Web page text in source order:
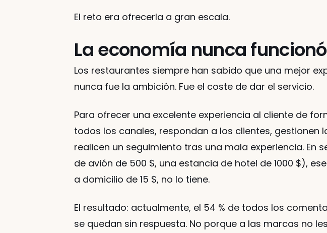
El reto era ofrecerla a gran escala.
La economía nunca funcionó
Los restaurantes siempre han sabido que una mejor
nunca fue la ambición. Fue el coste de dar el servicio.
Para ofrecer una excelente experiencia al cliente de
todos los canales, respondan a los clientes,
realicen un seguimiento tras una mala experiencia.
de avión de 500 $, una estancia de hotel de 1000 $),
a domicilio de 15 $, no lo tiene.
El resultado: actualmente, el 54 % de todos los
se quedan sin respuesta. No porque a las marcas no